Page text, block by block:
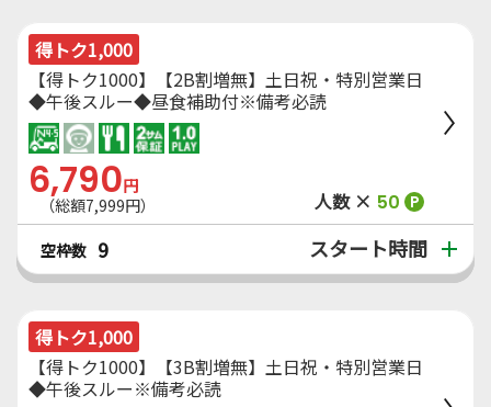
得トク1,000
【得トク1000】【2B割増無】土日祝・特別営業日
◆午後スルー◆昼食補助付※備考必読
6,790円
（総額7,999円）
人数 × 50 P
空枠数 9 スタート時間
得トク1,000
【得トク1000】【3B割増無】土日祝・特別営業日
◆午後スルー※備考必読